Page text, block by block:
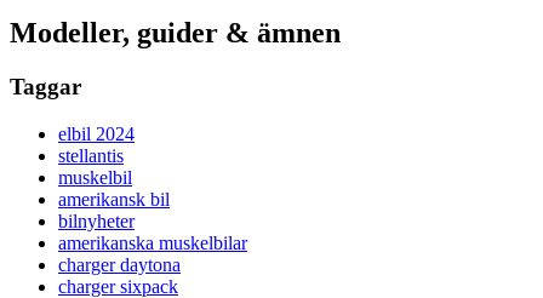
Modeller, guider & ämnen
Taggar
elbil 2024
stellantis
muskelbil
amerikansk bil
bilnyheter
amerikanska muskelbilar
charger daytona
charger sixpack